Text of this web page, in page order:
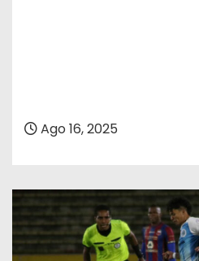
Ago 16, 2025